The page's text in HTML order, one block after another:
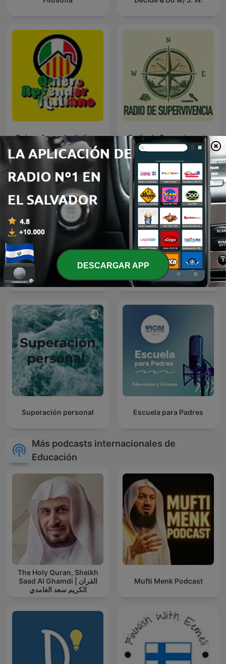
Quiero Aprender Italiano Radio de Supervivencia
El Amor Es La Respuesta Eres la respuesta
Superación personal Escuela para Padres
Más podcasts internacionales de
Educación
The Holy Quran, Sheikh
Saad Al Ghamdi | القران
الكريم سعد الغامدي
Mufti Menk Podcast
DESCARGAR APP